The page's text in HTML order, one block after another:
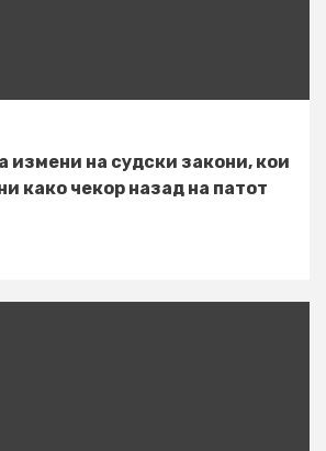
измени на судски закони, кои
како чекор назад на патот